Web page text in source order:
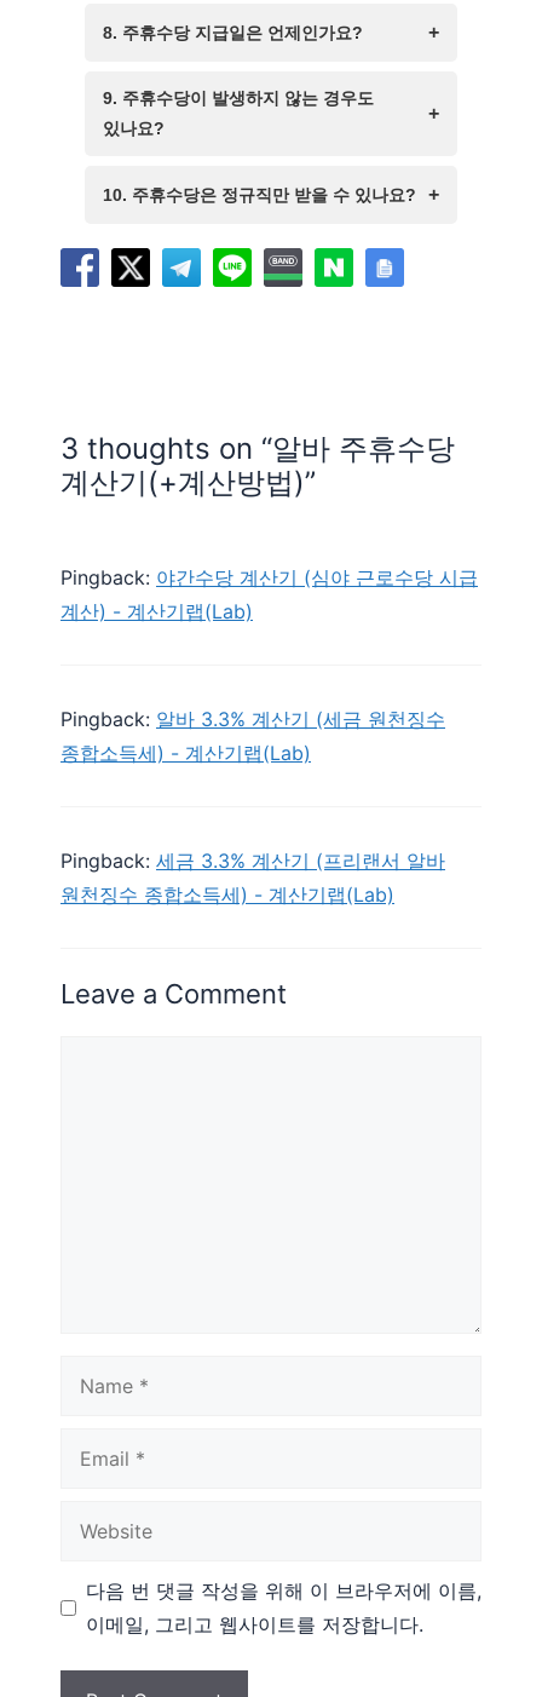
고용노동청을 방문하여 상담받을 수
통해 해결하는 것도 권장됩니다.
주휴수당도 근로소득에 해당하므로,
따라서 지급받는 금액은 공제 후의
실수령액이 됩니다.
8. 주휴수당 지급일은 언제인가요?
주휴수당은 급여 지급일에 함께
지급되는 것이 일반적입니다. 하지만
명시된 급여 지급일에 따라 달라질 수
9. 주휴수당이 발생하지 않는 경우도
있나요?
네, 근로자가 소정 근로일수를
주휴수당이 발생하지 않을 수
있습니다. 또한, 근로시간이 주 15시간
10. 주휴수당은 정규직만 받을 수 있나요?
아니요, 정규직뿐만 아니라 비정규직,
아르바이트 등 고용 형태와 상관없이
3 thoughts on “알바 주휴수당
계산기(+계산방법)”
Pingback: 야간수당 계산기 (심야 근로수당 시급
계산) - 계산기랩(Lab)
Pingback: 알바 3.3% 계산기 (세금 원천징수
종합소득세) - 계산기랩(Lab)
Pingback: 세금 3.3% 계산기 (프리랜서 알바
원천징수 종합소득세) - 계산기랩(Lab)
Leave a Comment
다음 번 댓글 작성을 위해 이 브라우저에 이름,
이메일, 그리고 웹사이트를 저장합니다.